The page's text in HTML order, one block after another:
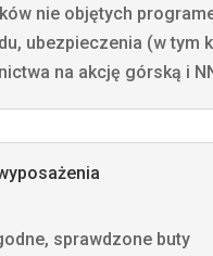
nie objętych
ubezpieczenia (w tym
na akcję górską i
sprawdzone buty